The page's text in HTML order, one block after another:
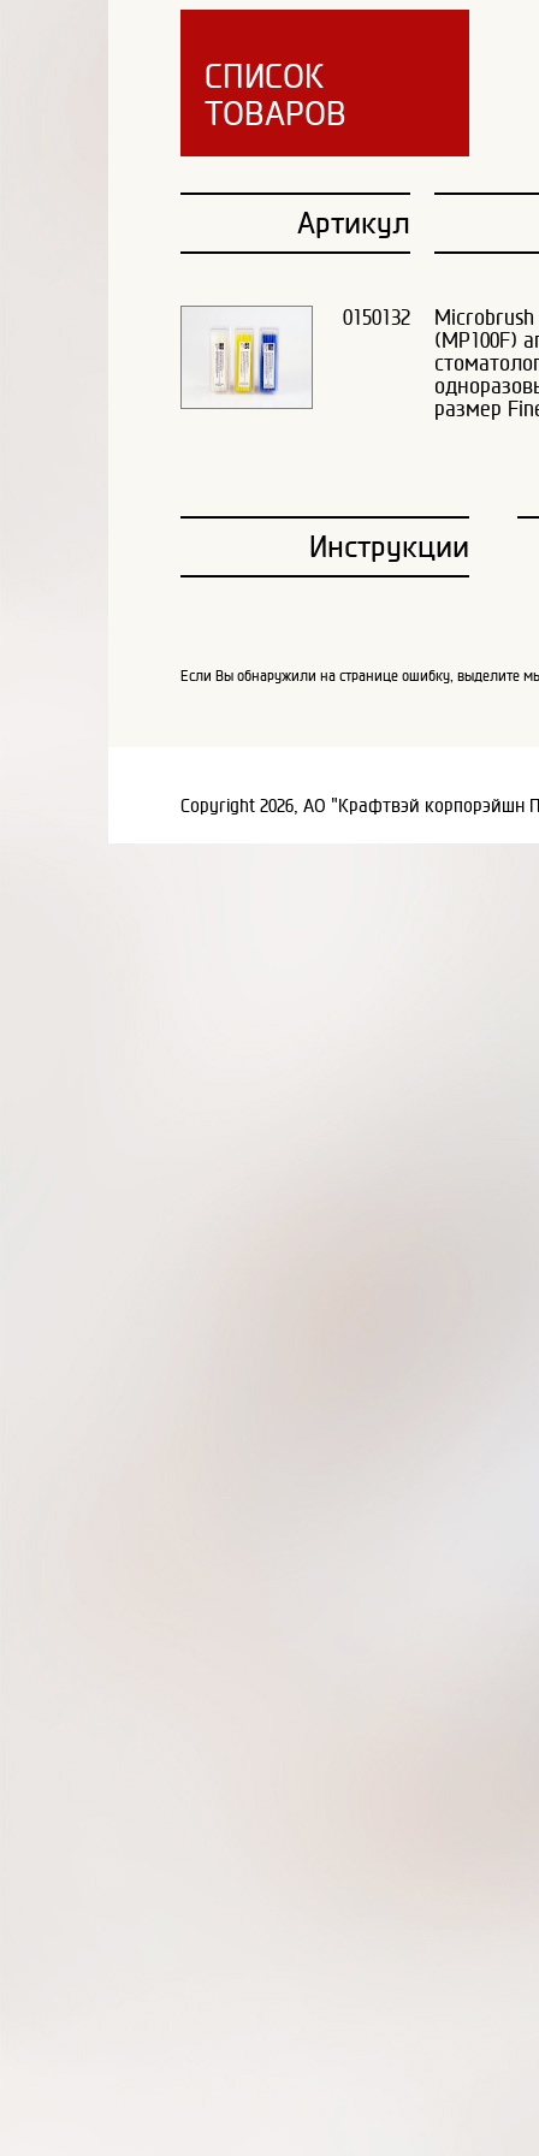
СПИСОК
ТОВАРОВ
Артикул
0150132
(MP100F)
размер
Инструкции
Если Вы обнаружили на странице ошибку, выделите
Copyright 2026, АО "Крафтвэй корпорэйшн